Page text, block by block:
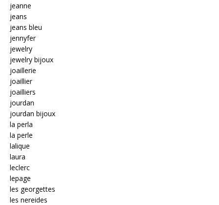
jeanne
jeans
jeans bleu
jennyfer
jewelry
jewelry bijoux
joaillerie
joaillier
joailliers
jourdan
jourdan bijoux
la perla
la perle
lalique
laura
leclerc
lepage
les georgettes
les nereides